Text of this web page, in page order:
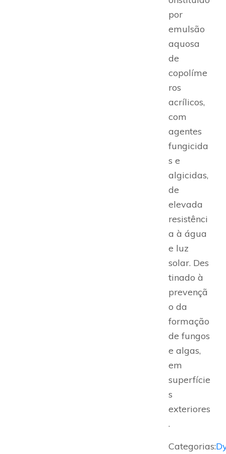
por
emulsão
aquosa
de
copolíme
ros
acrílicos,
com
agentes
fungicida
s e
algicidas,
de
elevada
resistênci
a à água
e luz
solar. Des
tinado à
prevençã
o da
formação
de fungos
e algas,
em
superfície
s
exteriores
.
Categorias: